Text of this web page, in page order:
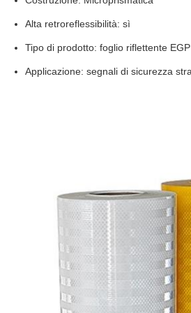
Alta retroreflessibilità: sì
Tipo di prodotto: foglio riflettente EGP
Applicazione: segnali di sicurezza